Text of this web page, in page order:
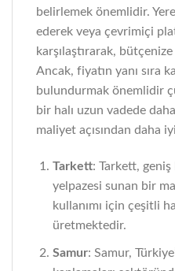
belirlemek önemlidir.
ederek veya çevrimiçi
karşılaştırarak,
Ancak, fiyatın yanı sıra
bulundurmak önemlidir
bir halı uzun vadede
maliyet açısından daha
Tarkett: Tarkett,
yelpazesi sunan bir
kullanımı için çeşitli
üretmektedir.
Samur: Samur,